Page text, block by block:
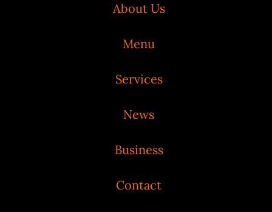
About Us
Menu
Services
News
Business
Contact